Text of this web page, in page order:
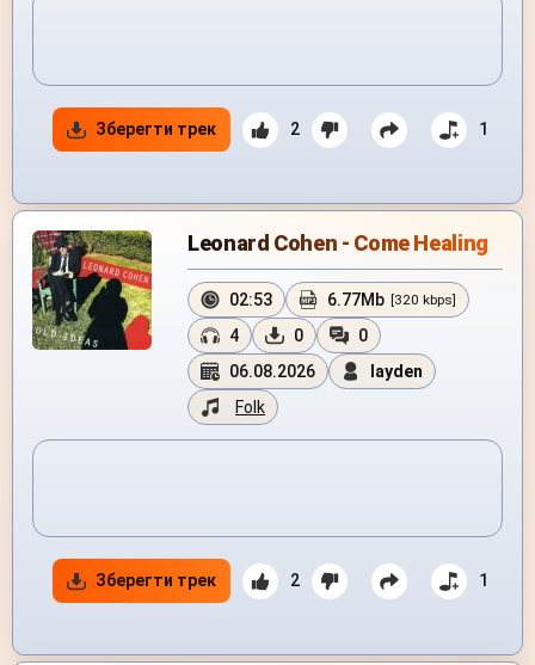
Зберегти трек 2 1
Leonard Cohen - Come Healing
02:53 6.77Mb [320 kbps]
4 0
0
06.08.2026
layden
Folk
Зберегти трек 2 1